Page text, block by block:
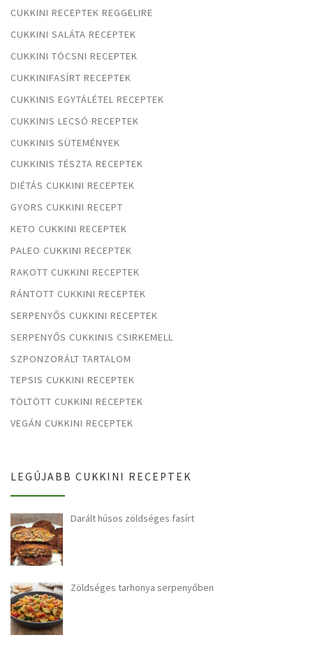
CUKKINI RECEPTEK REGGELIRE
CUKKINI SALÁTA RECEPTEK
CUKKINI TÓCSNI RECEPTEK
CUKKINIFASÍRT RECEPTEK
CUKKINIS EGYTÁLÉTEL RECEPTEK
CUKKINIS LECSÓ RECEPTEK
CUKKINIS SÜTEMÉNYEK
CUKKINIS TÉSZTA RECEPTEK
DIÉTÁS CUKKINI RECEPTEK
GYORS CUKKINI RECEPT
KETO CUKKINI RECEPTEK
PALEO CUKKINI RECEPTEK
RAKOTT CUKKINI RECEPTEK
RÁNTOTT CUKKINI RECEPTEK
SERPENYŐS CUKKINI RECEPTEK
SERPENYŐS CUKKINIS CSIRKEMELL
SZPONZORÁLT TARTALOM
TEPSIS CUKKINI RECEPTEK
TÖLTÖTT CUKKINI RECEPTEK
VEGÁN CUKKINI RECEPTEK
LEGÚJABB CUKKINI RECEPTEK
Darált húsos zöldséges fasírt
Zöldséges tarhonya serpenyőben